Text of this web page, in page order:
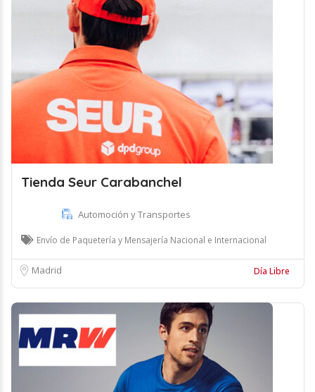
Tienda Seur Carabanchel
Automoción y Transportes
Envío de Paquetería y Mensajería Nacional e Internacional
Madrid Día Libre